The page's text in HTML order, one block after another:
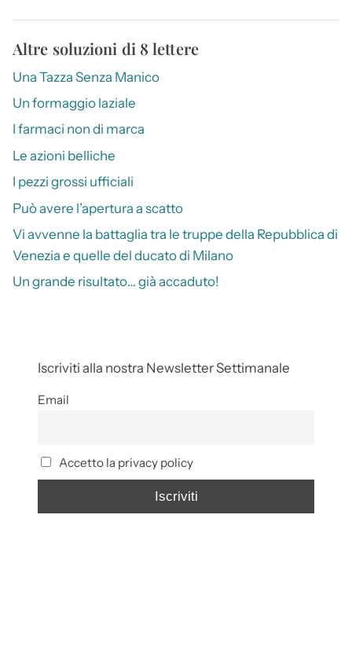
Altre soluzioni di 8 lettere
Una Tazza Senza Manico
Un formaggio laziale
I farmaci non di marca
Le azioni belliche
I pezzi grossi ufficiali
Può avere l’apertura a scatto
Vi avvenne la battaglia tra le truppe della Repubblica di
Venezia e quelle del ducato di Milano
Un grande risultato… già accaduto!
Iscriviti alla nostra Newsletter Settimanale
Email
Accetto la privacy policy